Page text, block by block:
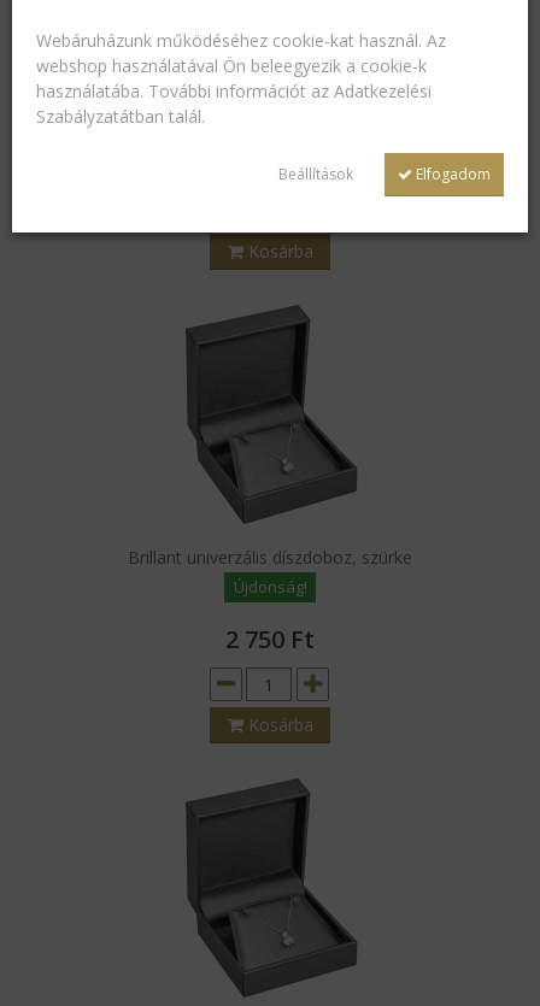
Brillant univerzális díszdoboz, szürke
2 750Ft
Kosárba
Brillant univerzális díszdoboz, szürke
Újdonság!
2 750 Ft
Kosárba
Webáruházunk működéséhez cookie-kat használ. Az
webshop használatával Ön beleegyezik a cookie-k
használatába. További információt az Adatkezelési
Szabályzatátban talál.
Elfogadom
Beállítások